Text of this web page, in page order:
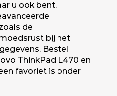
u ook bent.
de
bij het
Bestel
ThinkPad L470 en
favoriet is onder